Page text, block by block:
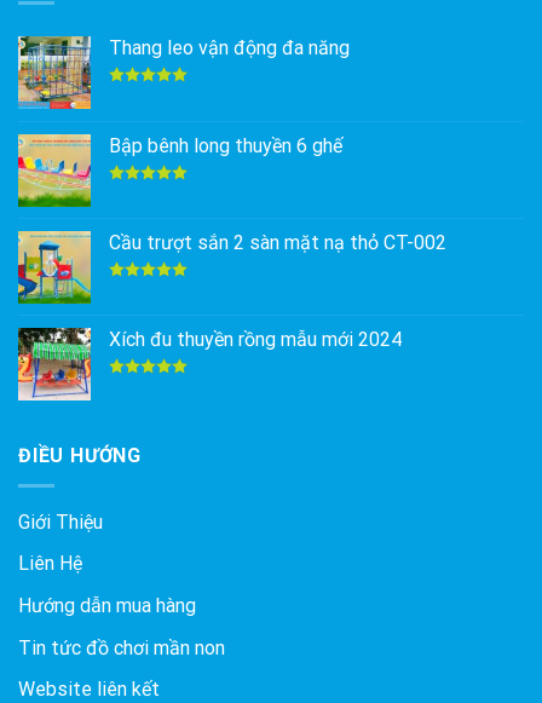
Thang leo vận động đa năng
Bập bênh long thuyền 6 ghế
Cầu trượt sắn 2 sàn mặt nạ thỏ CT-002
Xích đu thuyền rồng mẫu mới 2024
ĐIỀU HƯỚNG
Giới Thiệu
Liên Hệ
Hướng dẫn mua hàng
Tin tức đồ chơi mần non
Website liên kết